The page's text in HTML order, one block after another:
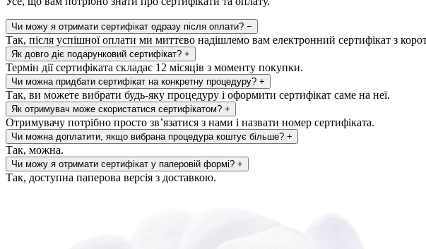
Чи можу я отримати сертифікат одразу після оплати? −
Так, після успішної оплати ми миттєво надішлемо вам електронний сертифікат з
Як довго діє подарунковий сертифікат? +
Термін дії сертифіката складає 12 місяців з моменту покупки.
Чи можна придбати сертифікат на конкретну процедуру? +
Так, ви можете вибрати будь-яку процедуру і оформити сертифікат саме на неї.
Як отримувач може скористатися сертифікатом? +
Отримувачу потрібно просто зв’язатися з нами і назвати номер сертифіката.
Чи можна доплатити, якщо вибрана процедура коштує більше? +
Так, можна.
Чи можу я отримати сертифікат у паперовій формі? +
Так, доступна паперова версія з доставкою.